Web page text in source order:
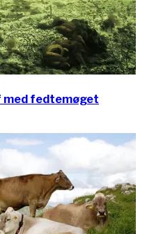
med fedtemøget